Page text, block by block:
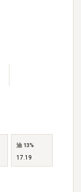
油 13%
17.19